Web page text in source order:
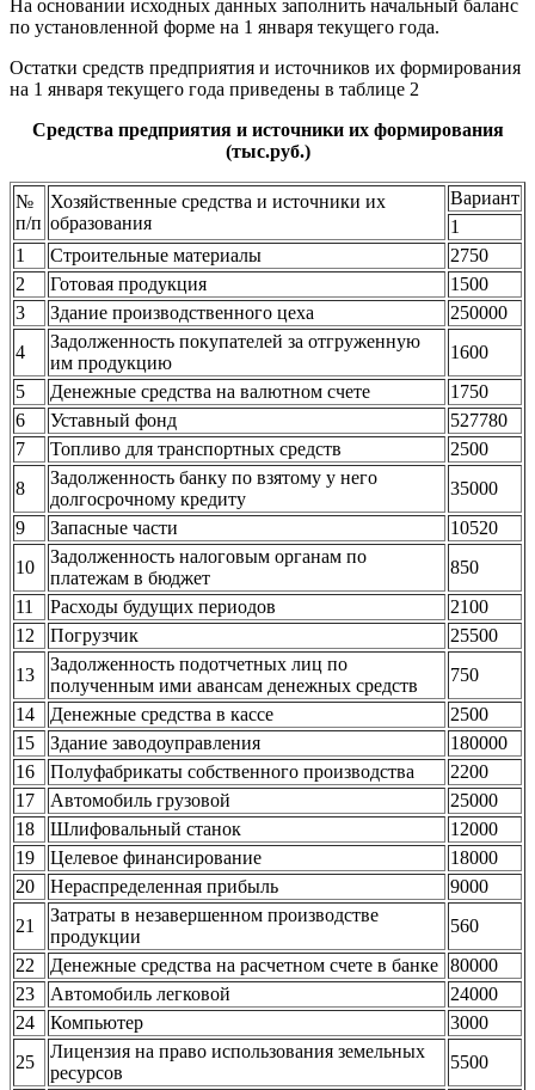
На основании исходных данных заполнить начальный баланс
по установленной форме на 1 января текущего года.
Остатки средств предприятия и источников их формирования
на 1 января текущего года приведены в таблице 2
Средства предприятия и источники их формирования
(тыс.руб.)
№
п/п
Хозяйственные средства и источники их
образования
Вариант
1
1
Строительные материалы
2750
2
Готовая продукция
1500
3
Здание производственного цеха
250000
4
Задолженность покупателей за отгруженную
им продукцию
1600
5
Денежные средства на валютном счете
1750
6
Уставный фонд
527780
7
Топливо для транспортных средств
2500
8
Задолженность банку по взятому у него
долгосрочному кредиту
35000
9
Запасные части
10520
10
Задолженность налоговым органам по
платежам в бюджет
850
11
Расходы будущих периодов
2100
12
Погрузчик
25500
13
Задолженность подотчетных лиц по
полученным ими авансам денежных средств
750
14
Денежные средства в кассе
2500
15
Здание заводоуправления
180000
16
Полуфабрикаты собственного производства
2200
17
Автомобиль грузовой
25000
18
Шлифовальный станок
12000
19
Целевое финансирование
18000
20
Нераспределенная прибыль
9000
21
Затраты в незавершенном производстве
продукции
560
22
Денежные средства на расчетном счете в банке 80000
23
Автомобиль легковой
24000
24
Компьютер
3000
25
Лицензия на право использования земельных
ресурсов
5500